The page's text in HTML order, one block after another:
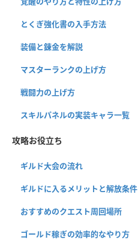
とくぎ強化書の入手方法
装備と錬金を解説
マスターランクの上げ方
戦闘力の上げ方
スキルパネルの実装キャラ一覧
攻略お役立ち
ギルド大会の流れ
ギルドに入るメリットと解放条件
おすすめのクエスト周回場所
ゴールド稼ぎの効率的なやり方